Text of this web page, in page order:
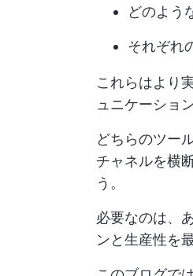
どのよう
それぞれ
これらはより
ュニケーショ
どちらのツー
チャネルを横
う。
必要なのは、
ンと生産性を